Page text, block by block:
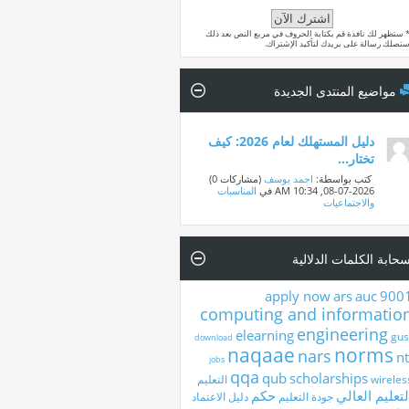
* ستظهر لك نافذة قم بكتابة الحروف في مربع النص بعد ذلك
ستصلك رسالة على بريدك لتأكيد الإشتراك.
مواضيع المنتدى الجديدة
دليل المستهلك لعام 2026: كيف
تختار...
‏ كتب بواسطة: احمد يوسف ‏(مشاركات 0)
08-07-2026,
10:34 AM في المناسبات
والاجتماعيات
الكلمات الدلالية
apply nowarsauc
computing and
download elearning engineering
jobs naqaae nars norms
qqa qubscholarships التعليم
العالي جودة التعليم حكم دليل الاعتماد